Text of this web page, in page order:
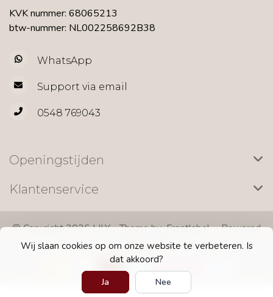
Wij slaan cookies op om onze website te verbeteren. Is
dat akkoord?
Ja
Nee
KVK nummer: 68065213
btw-nummer: NL002258692B38
WhatsApp
Support via email
0548 769043
Openingstijden
Klantenservice
© Copyright 2026 LILY - Theme byFrontlabel- Powered
byLightspeed